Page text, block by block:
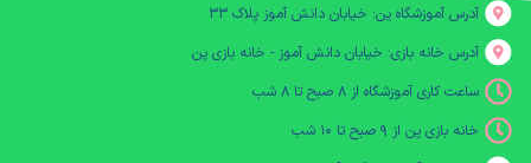
آدرس آموزشگاه پن: خیابان دانش آموز پلاک ۳۳
آدرس خانه بازی: خیابان دانش آموز - خانه بازی پن
ساعت کاری آموزشگاه از ۸ صبح تا ۸ شب
خانه بازی پن از ۹ صبح تا ۱۰ شب